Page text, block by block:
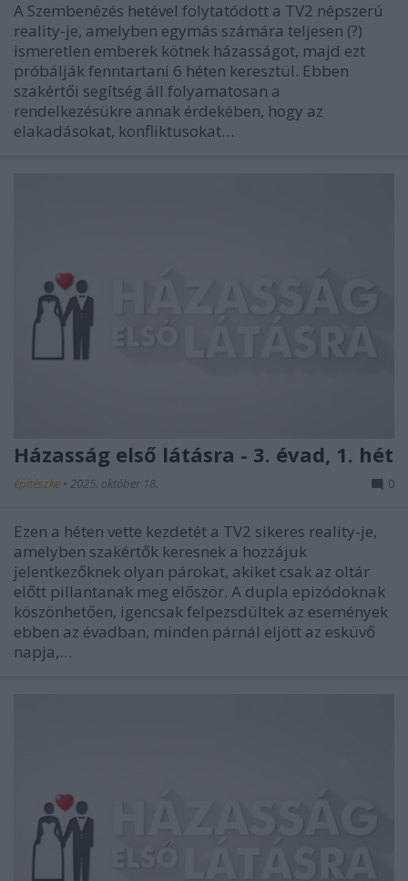
A Szembenézés hetével folytatódott a TV2 népszerú
reality-je, amelyben egymás számára teljesen (?)
ismeretlen emberek kötnek házasságot, majd ezt
próbálják fenntartani 6 héten keresztül. Ebben
szakértői segítség áll folyamatosan a
rendelkezésükre annak érdekében, hogy az
elakadásokat, konfliktusokat…
Házasság első látásra - 3. évad, 1. hét
építészke • 2025. október 18. 0
Ezen a héten vette kezdetét a TV2 sikeres reality-je,
amelyben szakértők keresnek a hozzájuk
jelentkezőknek olyan párokat, akiket csak az oltár
előtt pillantanak meg először. A dupla epizódoknak
köszönhetően, igencsak felpezsdültek az események
ebben az évadban, minden párnál eljött az esküvő
napja,…